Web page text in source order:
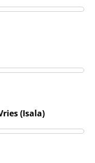
(Isala)